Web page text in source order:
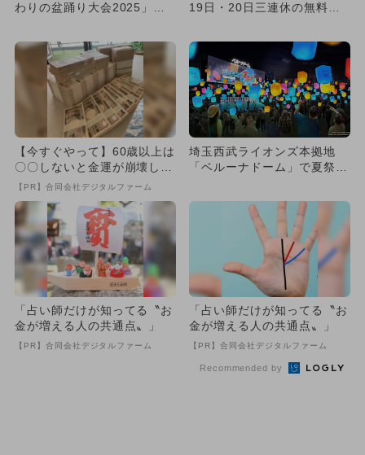
わりの盆踊り大会2025」が
選...
19日・20日三連休の無料イ
【今すぐやって】60歳以上は
〇〇しないと金運が崩壊しま
す
【PR】合同会社デジタルファーム
埼玉西武ライオンズ本拠地
「ベルーナドーム」で夏祭り
「占い師だけが知ってる〝お
金が増える人の共通点〟」
【PR】合同会社デジタルファーム
「占い師だけが知ってる〝お
金が増える人の共通点〟」
【PR】合同会社デジタルファーム
Recommended by